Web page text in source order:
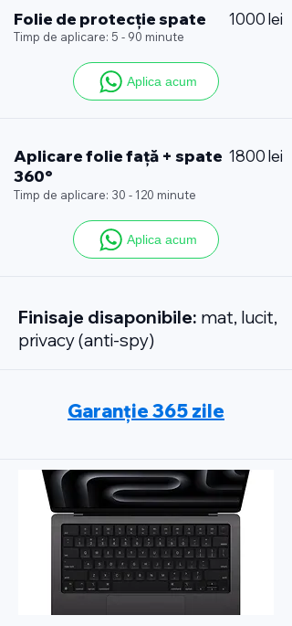
Folie de protecție spate 1000 lei
Timp de aplicare: 5 - 90 minute
Aplica acum
Aplicare folie față + spate
360°
1800 lei
Timp de aplicare: 30 - 120 minute
Aplica acum
Finisaje disaponibile: mat, lucit,
privacy (anti-spy)
Garanție 365 zile